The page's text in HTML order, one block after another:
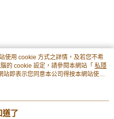
上免運費
上免運費
使用 cookie 方式之詳情，及若您不希
的 cookie 設定，請參閱本網站「 私隱
站即表示您同意本公司得按本網站使用
道了